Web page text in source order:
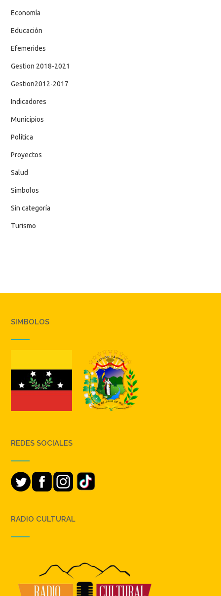
Economía
Educación
Efemerides
Gestion 2018-2021
Gestion2012-2017
Indicadores
Municipios
Política
Proyectos
Salud
Simbolos
Sin categoría
Turismo
SIMBOLOS
REDES SOCIALES
RADIO CULTURAL